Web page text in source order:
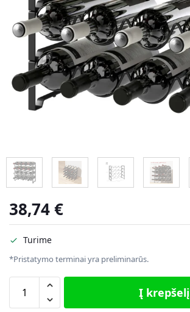
38,74€
Turime
*Pristatymo terminai yra preliminarūs.
Į krepšelį